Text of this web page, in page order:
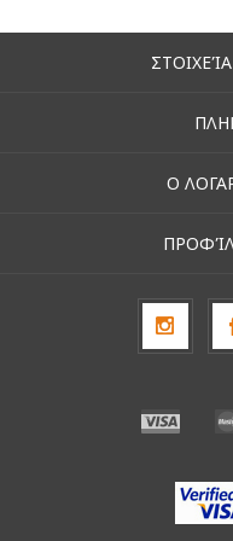
Ο